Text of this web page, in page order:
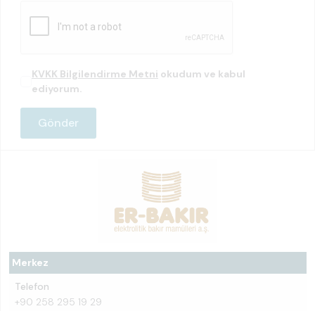
Merkez
Telefon
+90 258 295 19 29
KVKK Bilgilendirme Metni okudum ve kabul
ediyorum.